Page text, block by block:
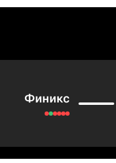
Финикс